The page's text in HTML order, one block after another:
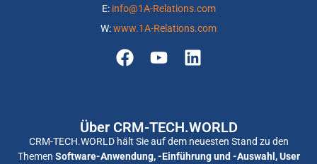
E: info@1A-Relations.com
W:www.1A-Relations.com
Über CRM-TECH.WORLD
CRM-TECH.WORLD hält Sie auf dem neuesten Stand zu den
Themen Software-Anwendung, -Einführung und -Auswahl, User